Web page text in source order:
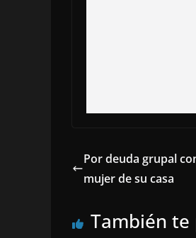
Por deuda grupal
mujer de su casa
También